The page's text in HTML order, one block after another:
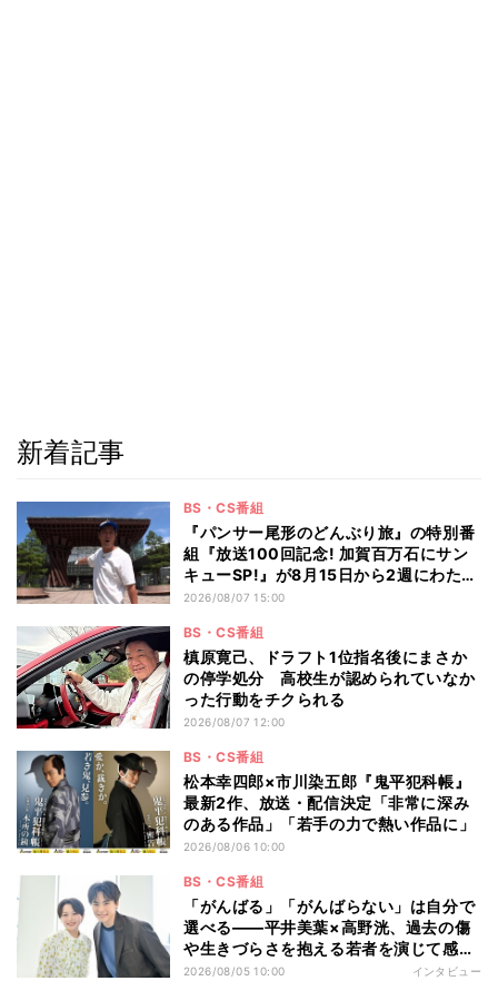
新着記事
BS・CS番組
『パンサー尾形のどんぶり旅』の特別番
組『放送100回記念! 加賀百万石にサン
キューSP!』が8月15日から2週にわたり
放送 100回記念にふさわしい豪華な金
2026/08/07 15:00
BS・CS番組
槙原寛己、ドラフト1位指名後にまさか
の停学処分 高校生が認められていなか
った行動をチクられる
2026/08/07 12:00
BS・CS番組
松本幸四郎×市川染五郎『鬼平犯科帳』
最新2作、放送・配信決定「非常に深み
のある作品」「若手の力で熱い作品に」
2026/08/06 10:00
BS・CS番組
「がんばる」「がんばらない」は自分で
選べる――平井美葉×高野洸、過去の傷
や生きづらさを抱える若者を演じて感じ
たこと
2026/08/05 10:00 インタビュー